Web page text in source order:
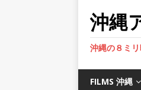
沖縄
沖縄の８ミ
FILMS 沖縄